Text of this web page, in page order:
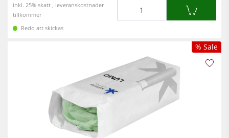
Automatisering & materialhantering
inkl. 25% skatt , leveranskostnader
tillkommer
Redo att skickas
% Sale